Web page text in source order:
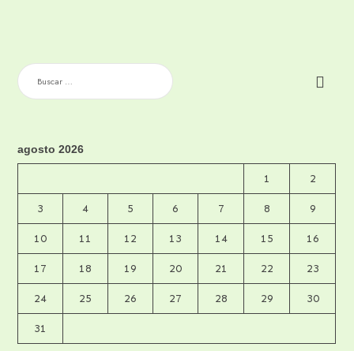
BUSCAR:
agosto 2026
1 2
3 4 5 6 7 8 9
10 11 12 13 14 15 16
17 18 19 20 21 22 23
24 25 26 27 28 29 30
31